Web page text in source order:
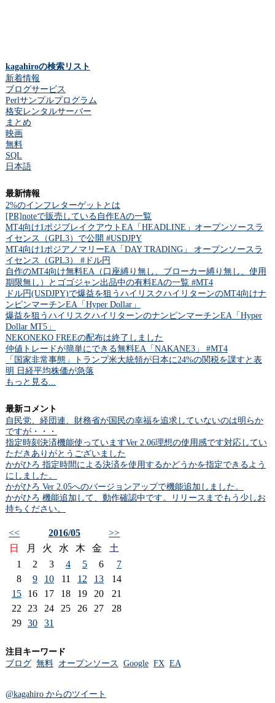
kagahiroの検索リスト
新着情報
ブログサービス
Perlサンプルプログラム
格安レンタルサーバー
まとめ
映画
無料
SQL
日本語
最新情報
2%のインフレターゲットとは
[PR]noteで販売している自作EAの一覧
MT4向け1ポジブレイクアウトEA「HEADLINE」オープンソースラ
イセンス（GPL3）で公開 #USDJPY
MT4向け1ポジアノマリーEA「DAY TRADING」 オープンソースラ
イセンス（GPL3） #ドル円
自作のMT4向け無料EA（口座縛り無し、ブローカー縛り無し、使用
期限無し）とゴゴジャン出品中の有料EAの一覧 #MT4
ドル円(USDJPY)で爆益を狙うハイリスクハイリターンのMT4向けナ
ンピンマーチンEA「Hyper Dollar」
爆益を狙うハイリスクハイリターンのナンピンマーチンEA「Hyper
Dollar MT5」
NEKONEKO FREEの配布は終了しました
仲値トレードが簡単にできる無料EA「NAKANE3」 #MT4
「国家非常事態」トランプ米大統領が日本に24%の関税を課すと表
明 日経平均株価が急落
もっと見る...
最新コメント
自民党、経団連、財務省が国民の幸福を追求していないのは明らか
ですが・・・
指定時刻決済機能使っていますVer 2.06理想の使用感です対応してい
ただきありがとうございました
かがひろ 指定時間による決済を使用するかどうかを指定できるよう
にしました。
かがひろ Ver 2.05へのバージョンアップで機能追加しました。
かがひろ 機能追加して、動作確認中です。リリースまでもう少しお
持ちください。
<< 2016/05
>>
日
月 火 水 木 金
土
1
2 3 4 5 6
7
8
9 10 11 12 13
14
15
16 17 18 19 20
21
22
23 24 25 26 27
28
29 30 31
注目キーワード
ブログ 無料 オープンソース Google FX EA
@kagahiro からのツイート